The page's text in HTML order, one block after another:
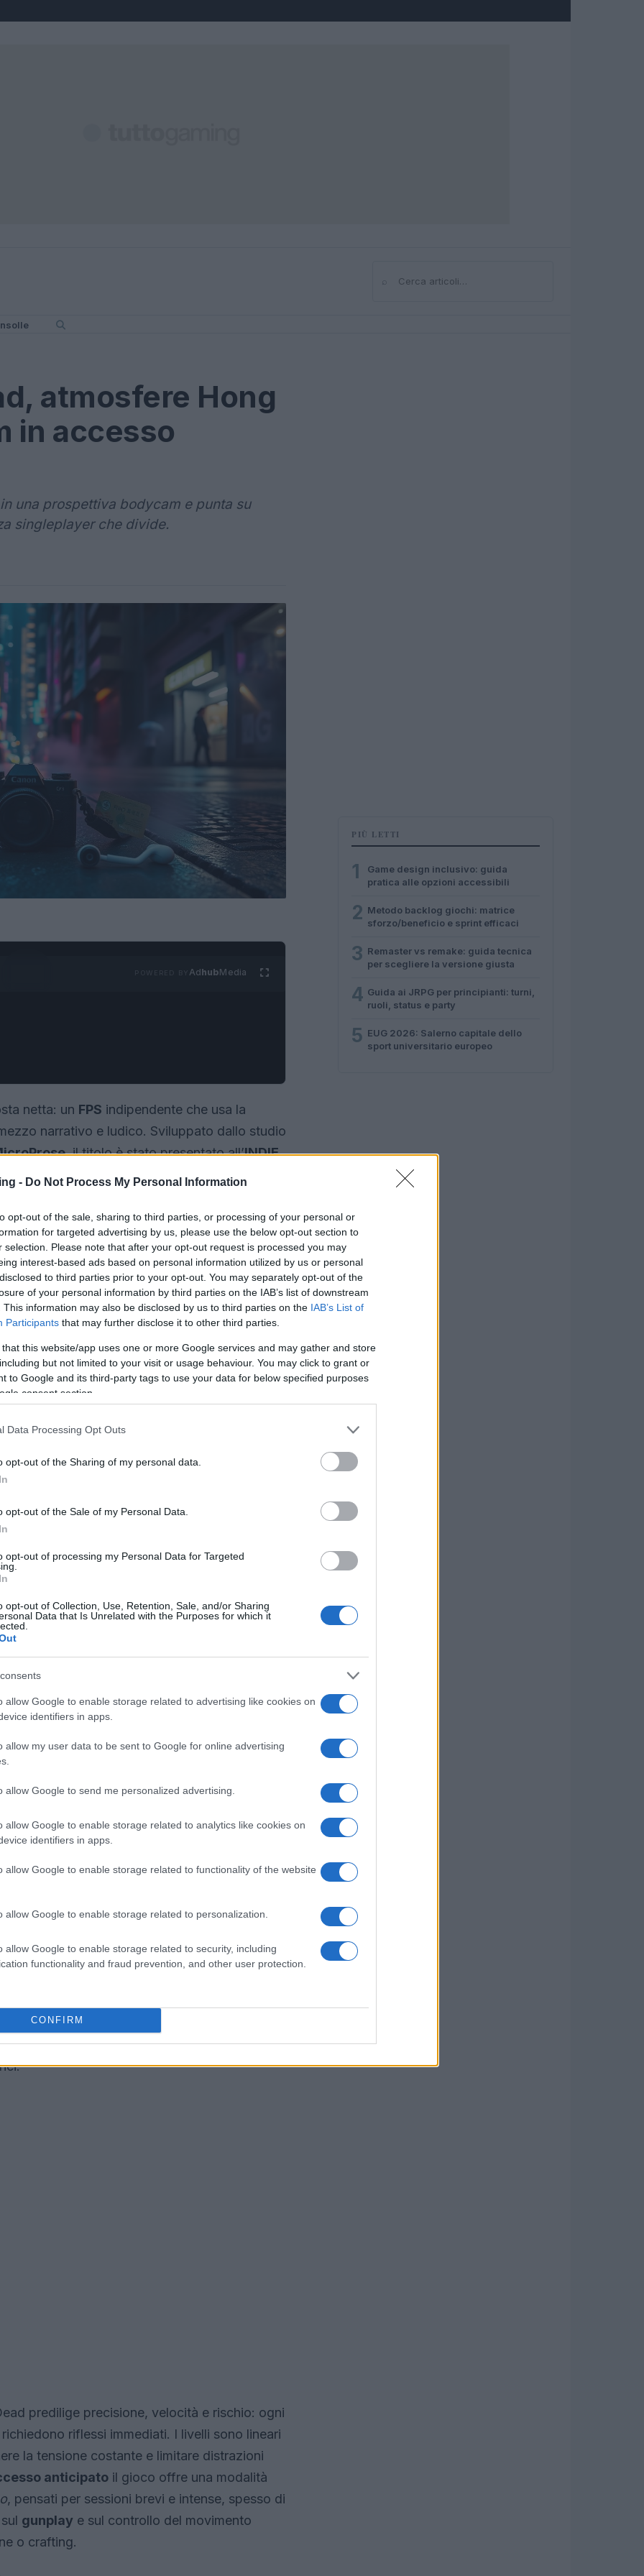
- Do Not Process My Personal Information
opt-out of the sale, sharing to third parties, or processing of your personal or
for targeted advertising by us, please use the below opt-out section to
selection. Please note that after your opt-out request is processed you may
interest-based ads based on personal information utilized by us or personal
to third parties prior to your opt-out. You may separately opt-out of the
of your personal information by third parties on the IAB’s list of downstream
This information may also be disclosed by us to third parties on the IAB’s List of
Participants that may further disclose it to other third parties.
that this website/app uses one or more Google services and may gather and store
but not limited to your visit or usage behaviour. You may click to grant or
to Google and its third-party tags to use your data for below specified purposes
consent section.
Data Processing Opt Outs
opt-out of the Sharing of my personal data.
opt-out of the Sale of my Personal Data.
opt-out of processing my Personal Data for Targeted
opt-out of Collection, Use, Retention, Sale, and/or Sharing
Data that Is Unrelated with the Purposes for which it
allow Google to enable storage related to advertising like cookies on
identifiers in apps.
allow my user data to be sent to Google for online advertising
allow Google to send me personalized advertising.
allow Google to enable storage related to analytics like cookies on
identifiers in apps.
allow Google to enable storage related to functionality of the website
allow Google to enable storage related to personalization.
allow Google to enable storage related to security, including
functionality and fraud prevention, and other user protection.
CONFIRM
Cerca
atmosfere Hong
in accesso
una prospettiva bodycam e punta su
singleplayer che divide.
AdhubMedia
netta: un FPS indipendente che usa la
narrativo e ludico. Sviluppato dallo studio
, il titolo è stato presentato all’INDIE
inaccesso anticipato su Steam dal
mettere il giocatore al centro di scontri
e sporca diHong Kong, dove la telecamera
che di disagio.
si interpreta una sopravvissuta che, dopo
una caccia votata alla vendetta
fotografie, ambienti e dettagli suggeriscono i
testuali o cutscene. L’intento è chiaramente
cerca rassicurazioni né edulcorazioni nel
opprimente: vicoli al neon, club
sono realizzati con una cura grafica
stesso tempo può rendere meno leggibile
si ispirano apertamente al cinema
’90, evocando rimandi a registi e scene dallo
più sporco e realistico che stilizzato.
e inquadrature vogliono richiamare
artistica funge da narratore
delle parole. L’uso della
sì che la città diventi quasi un personaggio,
a una forte identità estetica che
predilige precisione, velocità e rischio: ogni
riflessi immediati. I livelli sono lineari
la tensione costante e limitare distrazioni
anticipato il gioco offre una modalità
, pensati per sessioni brevi e intense, spesso di
gunplay e sul controllo del movimento
o crafting.
PIÙ LETTI
1
Game design inclusivo: guida
pratica alle opzioni accessibili
2 Metodo backlog giochi: matrice
sforzo/beneficio e sprint efficaci
3 Remaster vs remake: guida tecnica
per scegliere la versione giusta
4 Guida ai JRPG per principianti: turni,
ruoli, status e party
5 EUG 2026: Salerno capitale dello
sport universitario europeo